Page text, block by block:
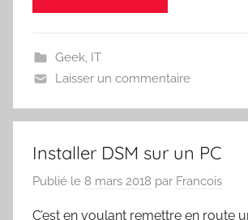
Geek, IT
Laisser un commentaire
Installer DSM sur un PC
Publié le 8 mars 2018 par Francois
C’est en voulant remettre en route